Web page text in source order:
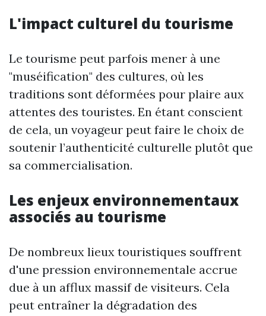
L'impact culturel du tourisme
Le tourisme peut parfois mener à une
"muséification" des cultures, où les
traditions sont déformées pour plaire aux
attentes des touristes. En étant conscient
de cela, un voyageur peut faire le choix de
soutenir l’authenticité culturelle plutôt que
sa commercialisation.
Les enjeux environnementaux
associés au tourisme
De nombreux lieux touristiques souffrent
d'une pression environnementale accrue
due à un afflux massif de visiteurs. Cela
peut entraîner la dégradation des